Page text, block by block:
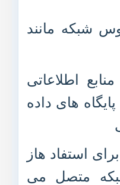
شبکه مانند
اطلاعاتی
های داده
استفاد هاز
متصل می